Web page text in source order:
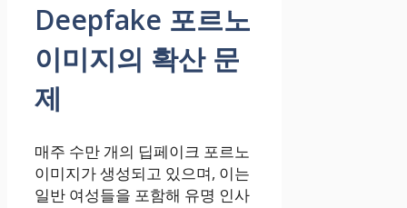
Deepfake 포르노
이미지의 확산 문
제
매주 수만 개의 딥페이크 포르노
이미지가 생성되고 있으며, 이는
일반 여성들을 포함해 유명 인사